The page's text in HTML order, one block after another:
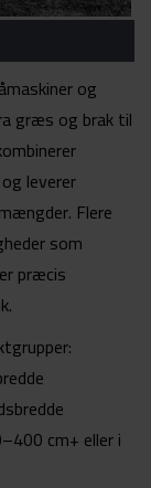
og
græs og brak til
leverer
Flere
som
præcis
cm+ eller i